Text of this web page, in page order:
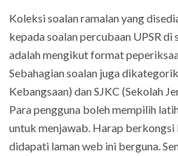
Koleksi soalan ramalan yang
kepada soalan percubaan UPSR di
adalah mengikut format
Sebahagian soalan juga
Kebangsaan) dan SJKC (Sekolah
Para pengguna boleh mempilih
untuk menjawab. Harap berkongsi
didapati laman web ini berguna.